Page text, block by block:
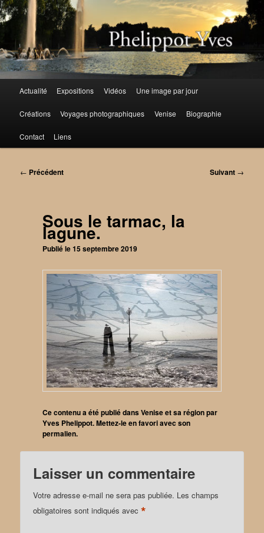
Aller
au
contenu
principal
Actualité Expositions Vidéos Une image par jour
Créations Voyages photographiques Venise Biographie
Contact Liens
Navigation
← Précédent Suivant →
Sous le tarmac, la
lagune.
Publié le15 septembre 2019
Ce contenu a été publié dansVenise et sa régionpar
Yves Phelippot. Mettez-le en favori avec son
permalien.
Laisser un commentaire
Votre adresse e-mail ne sera pas publiée. Les champs
obligatoires sont indiqués avec*